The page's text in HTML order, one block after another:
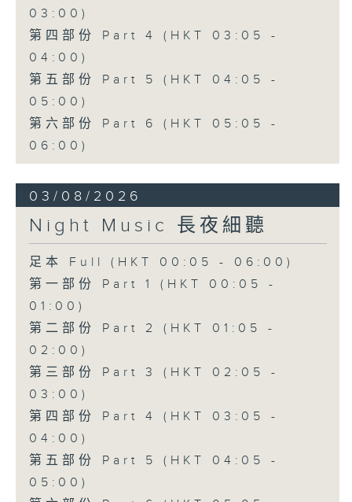
03:00)
第四部份 Part 4 (HKT 03:05 -
04:00)
第五部份 Part 5 (HKT 04:05 -
05:00)
第六部份 Part 6 (HKT 05:05 -
06:00)
03/08/2026
Night Music 長夜細聽
足本 Full (HKT 00:05 - 06:00)
第一部份 Part 1 (HKT 00:05 -
01:00)
第二部份 Part 2 (HKT 01:05 -
02:00)
第三部份 Part 3 (HKT 02:05 -
03:00)
第四部份 Part 4 (HKT 03:05 -
04:00)
第五部份 Part 5 (HKT 04:05 -
05:00)